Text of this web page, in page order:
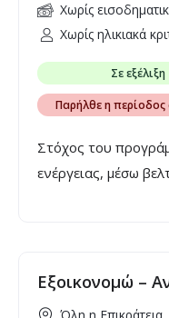
Χωρίς
Χωρίς ηλικιακά
Σε εξέλιξη
Παρήλθε η περίοδος
Στόχος του
ενέργειας, μέσω
τουλάχιστον 3
Εξοικονομώ –